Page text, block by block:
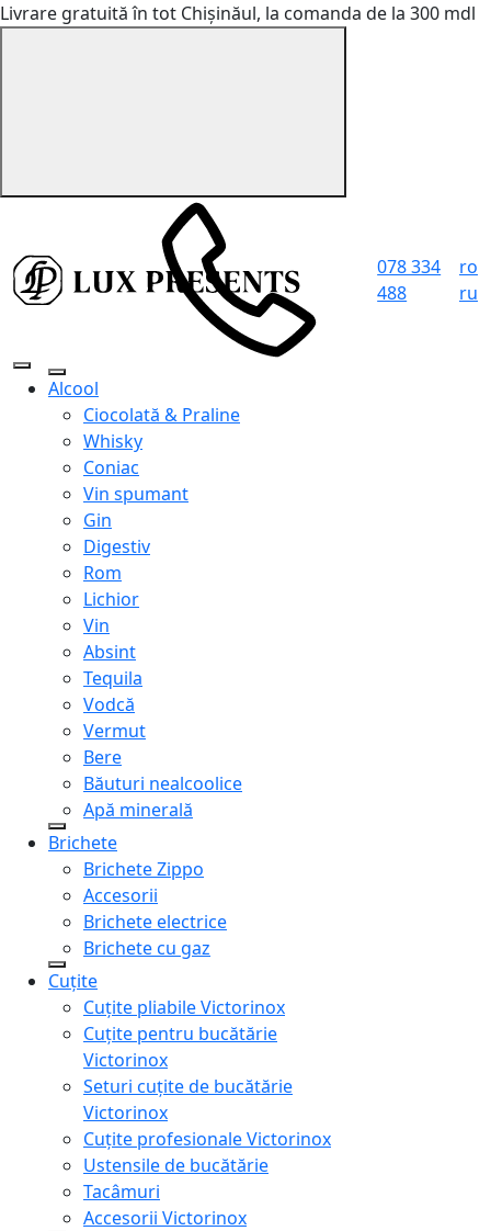
Livrare gratuită în tot Chișinăul, la comanda de la 300 mdl
078 334
488
ro
ru
Alcool
Ciocolată & Praline
Whisky
Coniac
Vin spumant
Gin
Digestiv
Rom
Lichior
Vin
Absint
Tequila
Vodcă
Vermut
Bere
Băuturi nealcoolice
Apă minerală
Brichete
Brichete Zippo
Accesorii
Brichete electrice
Brichete cu gaz
Cuțite
Cuțite pliabile Victorinox
Cuțite pentru bucătărie
Victorinox
Seturi cuțite de bucătărie
Victorinox
Cuțite profesionale Victorinox
Ustensile de bucătărie
Tacâmuri
Accesorii Victorinox